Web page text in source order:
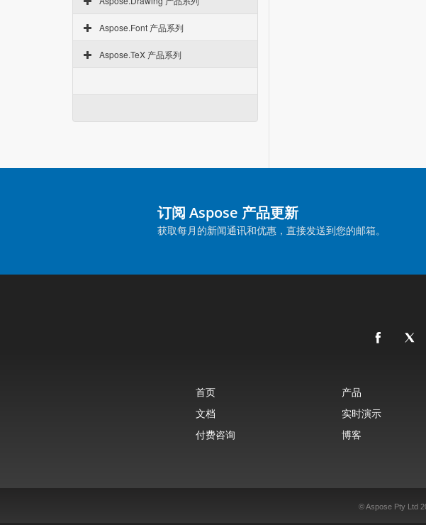
Aspose.Font 产品系列
Aspose.TeX 产品系列
订阅 Aspose 产品更新
获取每月的新闻通讯和优惠，直接发送到您的邮箱。
首页 产品
文档
实时演示
付费咨询
博客
© Aspose Pty Ltd